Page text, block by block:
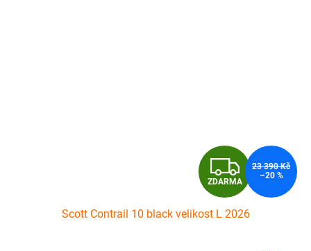
Z
D
A
ZDARMA
23 390 Kč
–20 %
Scott Contrail 10 black velikost L 2026